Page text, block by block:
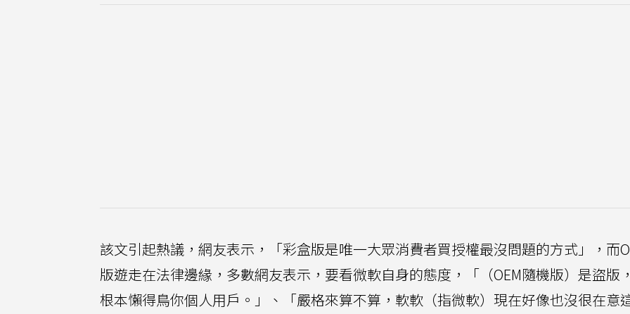
該文引起熱議，網友表示，「彩盒版是唯一大眾消費者買授權最沒問題的方式」，而
版遊走在法律邊緣，多數網友表示，要看微軟自身的態度，「（OEM隨機版）是盜版
根本懶得鳥你個人用戶。」、「嚴格來算不算，軟軟（指微軟）現在好像也沒很在意